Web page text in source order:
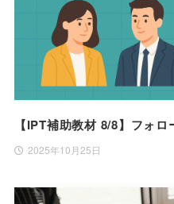
【IPT補助教材 8/8】フォ
2025年10月25日